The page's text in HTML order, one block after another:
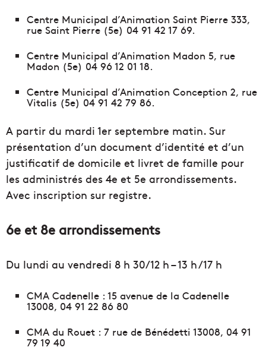
Centre Municipal d’Animation Saint Pierre 333,
rue Saint Pierre (5e) 04 91 42 17 69.
Centre Municipal d’Animation Madon 5, rue
Madon (5e) 04 96 12 01 18.
Centre Municipal d’Animation Conception 2, rue
Vitalis (5e) 04 91 42 79 86.
A partir du mardi 1er septembre matin. Sur
présentation d’un document d’identité et d’un
justificatif de domicile et livret de famille pour
les administrés des 4e et 5e arrondissements.
Avec inscription sur registre.
6e et 8e arrondissements
Du lundi au vendredi 8 h 30/12 h – 13 h /17 h
CMA Cadenelle : 15 avenue de la Cadenelle
13008, 04 91 22 86 80
CMA du Rouet : 7 rue de Bénédetti 13008, 04 91
79 19 40